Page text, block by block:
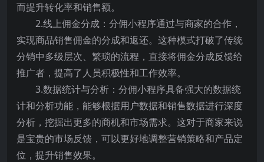
而提升转化率和销售额。
2.线上佣金分成：分佣小程序通过与商家的合作，
实现商品销售佣金的分成和返还。这种模式打破了传统
分销中多级层次、繁琐的流程，直接将佣金分成反馈给
推广者，提高了人员积极性和工作效率。
3.数据统计与分析：分佣小程序具备强大的数据统
计和分析功能，能够根据用户数据和销售数据进行深度
分析，挖掘出更多的商机和市场需求。这对于商家来说
是宝贵的市场反馈，可以更好地调整营销策略和产品定
位，提升销售效果。